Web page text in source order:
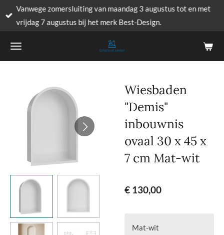
Ga
direct
de
Vanwege zomersluiting van maandag 3 augustus tot en met
vrijdag 7 augustus bij het merk Best-Design.
Wiesbaden
"Demis"
inbouwnis
ovaal 30 x 45 x
7 cm Mat-wit
€ 130,00
Mat-wit